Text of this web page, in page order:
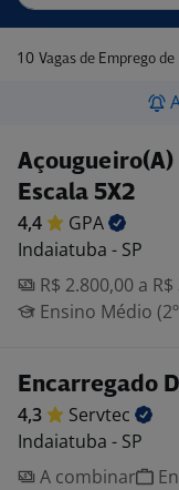
10 Vagas de Emprego de
Escala 5X2
4,4
GPA
Indaiatuba - SP
R$ 2.800,00 a
Ensino Médio
Encarregado
4,3
Servtec
Indaiatuba - SP
A combinar